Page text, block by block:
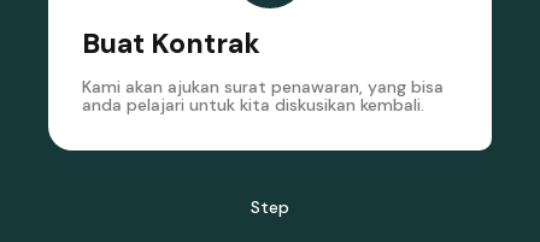
Buat Kontrak
Kami akan ajukan surat penawaran, yang bisa
anda pelajari untuk kita diskusikan kembali.
Step